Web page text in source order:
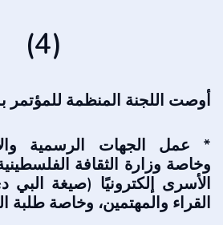
(4)
أوصت اللجنة المنظمة للمؤتمر
* عمل الجهات الرسمية
وخاصة وزارة الثقافة
الأسرى إلكترونيًا (صيغة
القراء والمهتمين، وخاصة طلبة